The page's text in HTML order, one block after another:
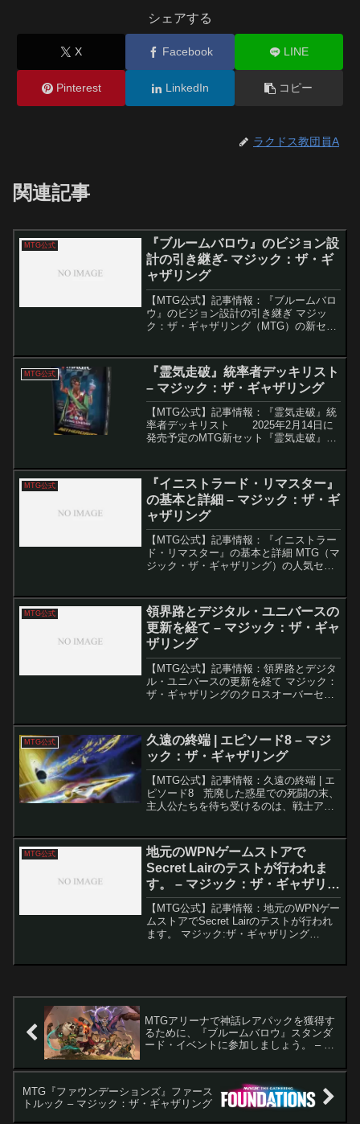
シェアする
X Facebook LINE
Pinterest LinkedIn コピー
ラクドス教団員A
関連記事
MTG公式
『ブルームバロウ』のビジョン設
計の引き継ぎ- マジック：ザ・ギ
ャザリング
【MTG公式】記事情報：『ブルームバロ
ウ』のビジョン設計の引き継ぎ マジッ
ク：ザ・ギャザリング（MTG）の新セッ
景や意図、そして未使用のアイデアなど
が明らかになりました...
MTG公式
『霊気走破』統率者デッキリスト
– マジック：ザ・ギャザリング
【MTG公式】記事情報：『霊気走破』統
率者デッキリスト 2025年2月14日に
発売予定のMTG新セット『霊気走破』で
で構成され、その中には新規カードが
10...
MTG公式
『イニストラード・リマスター』
の基本と詳細 – マジック：ザ・ギ
ャザリング
【MTG公式】記事情報：『イニストラー
ド・リマスター』の基本と詳細 MTG（マ
ジック・ザ・ギャザリング）の人気セッ
のプレイヤーから愛されています。この
記事では、イニスト...
MTG公式
領界路とデジタル・ユニバースの
更新を経て – マジック：ザ・ギャ
ザリング
【MTG公式】記事情報：領界路とデジタ
ル・ユニバースの更新を経て マジック：
ザ・ギャザリングのクロスオーバーセッ
レイヤーに注目されてきた。しかし毎回
繰...
MTG公式
久遠の終端 | エピソード8 – マジ
ック：ザ・ギャザリング
【MTG公式】記事情報：久遠の終端 | エ
ピソード8 荒廃した惑星での死闘の末、
主人公たちを待ち受けるのは、戦士アル
走劇だった。要点解説緊急脱出劇カヴ
（Kav）の追...
MTG公式
地元のWPNゲームストアで
Secret Lairのテストが行われま
す。 – マジック：ザ・ギャザリン
グ
【MTG公式】記事情報：地元のWPNゲー
ムストアでSecret Lairのテストが行われ
ます。 マジック:ザ・ギャザリング
MTGアリーナで神話レアパックを獲得す
るために、『ブルームバロウ』スタンダ
ード・イベントに参加しましょう。 – マ
MTG『ファウンデーションズ』ファース
トルック – マジック：ザ・ギャザリング